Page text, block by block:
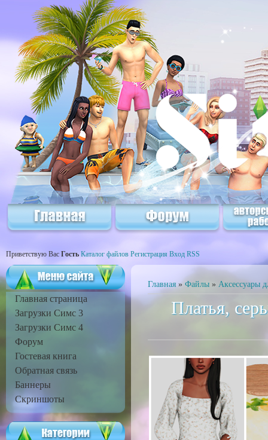
Приветствую Вас Гость Каталог файлов Регистрация Вход RSS
Главная страница
Загрузки Симс 3
Загрузки Симс 4
Форум
Гостевая книга
Обратная связь
Баннеры
Скриншоты
Главная» Файлы» Аксессуары
Платья,